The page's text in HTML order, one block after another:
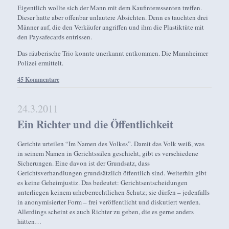
Eigentlich wollte sich der Mann mit dem Kaufinteressenten treffen.
Dieser hatte aber offenbar unlautere Absichten. Denn es tauchten drei
Männer auf, die den Verkäufer angriffen und ihm die Plastiktüte mit
den Paysafecards entrissen.
Das räuberische Trio konnte unerkannt entkommen. Die Mannheimer
Polizei ermittelt.
45 Kommentare
24.3.2011
Ein Richter und die Öffentlichkeit
Gerichte urteilen “Im Namen des Volkes”. Damit das Volk weiß, was
in seinem Namen in Gerichtssälen geschieht, gibt es verschiedene
Sicherungen. Eine davon ist der Grundsatz, dass
Gerichtsverhandlungen grundsätzlich öffentlich sind. Weiterhin gibt
es keine Geheimjustiz. Das bedeutet: Gerichtsentscheidungen
unterliegen keinem urheberrechtlichen Schutz; sie dürfen – jedenfalls
in anonymisierter Form – frei veröffentlicht und diskutiert werden.
Allerdings scheint es auch Richter zu geben, die es gerne anders
hätten…